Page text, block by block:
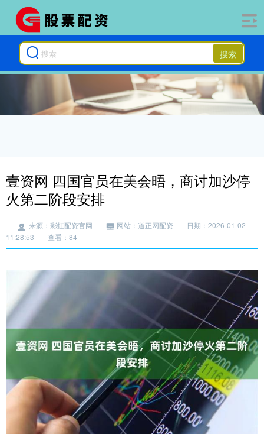
搜索
壹资网 四国官员在美会晤，商讨加沙停
火第二阶段安排
来源：彩虹配资官网 网站：道正网配资
日期：2026-01-02
11:28:53
查看：84